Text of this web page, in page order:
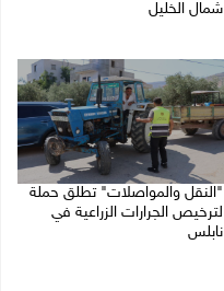
شمال الخليل
"النقل والمواصلات" تطلق حملة
لترخيص الجرارات الزراعية في
نابلس